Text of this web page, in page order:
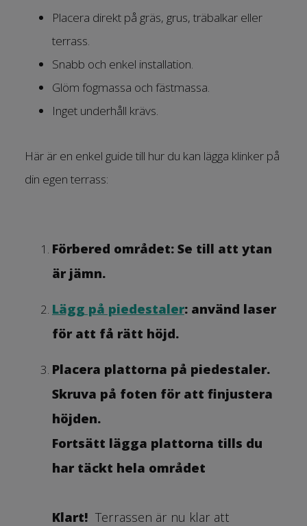
Placera direkt på gräs, grus, träbalkar eller
terrass.
Snabb och enkel installation.
Glöm fogmassa och fästmassa.
Inget underhåll krävs.
Här är en enkel guide till hur du kan lägga klinker på
din egen terrass:
Förbered området: Se till att ytan
är jämn.
Lägg på piedestaler: använd laser
för att få rätt höjd.
Placera plattorna på piedestaler.
Skruva på foten för att finjustera
höjden.
Fortsätt lägga plattorna tills du
har täckt hela området
Klart! Terrassen är nu klar att